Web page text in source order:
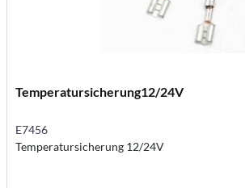
Temperatursicherung12/24V
E7456
Temperatursicherung 12/24V